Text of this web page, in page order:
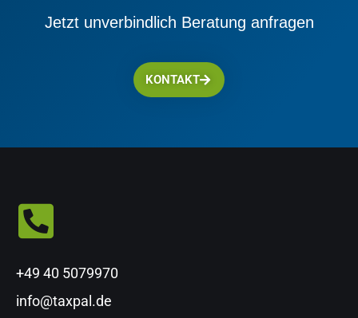
Jetzt unverbindlich Beratung anfragen
KONTAKT
+49 40 5079970
info@taxpal.de